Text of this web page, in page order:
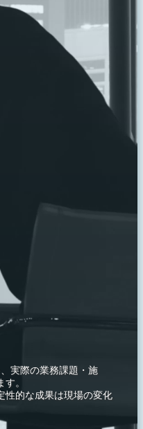
実際の業務課題・施
。
性的な成果は現場の変化